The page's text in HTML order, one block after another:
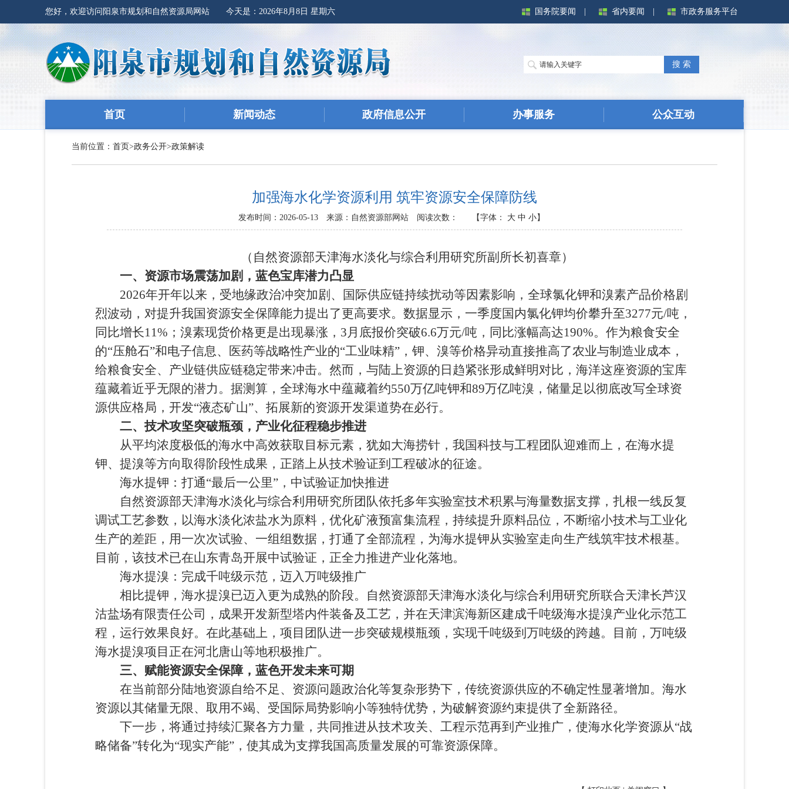
您好，欢迎访问阳泉市规划和自然资源局网站 今天是： 2026年8月8日 星期六 国务院要闻 省内要闻 市政务服务平台
搜 索
首页 新闻动态 政府信息公开 办事服务 公众互动
当前位置： 首页>政务公开>政策解读
加强海水化学资源利用 筑牢资源安全保障防线
发布时间：2026-05-13 来源：自然资源部网站 阅读次数： 【字体： 大 中 小】
（自然资源部天津海水淡化与综合利用研究所副所长初喜章）
一、资源市场震荡加剧，蓝色宝库潜力凸显
2026年开年以来，受地缘政治冲突加剧、国际供应链持续扰动等因素影响，全球氯化钾和溴素产品价格剧
烈波动，对提升我国资源安全保障能力提出了更高要求。数据显示，一季度国内氯化钾均价攀升至3277元/吨，
同比增长11%；溴素现货价格更是出现暴涨，3月底报价突破6.6万元/吨，同比涨幅高达190%。作为粮食安全
的“压舱石”和电子信息、医药等战略性产业的“工业味精”，钾、溴等价格异动直接推高了农业与制造业成本，
给粮食安全、产业链供应链稳定带来冲击。然而，与陆上资源的日趋紧张形成鲜明对比，海洋这座资源的宝库
蕴藏着近乎无限的潜力。据测算，全球海水中蕴藏着约550万亿吨钾和89万亿吨溴，储量足以彻底改写全球资
源供应格局，开发“液态矿山”、拓展新的资源开发渠道势在必行。
二、技术攻坚突破瓶颈，产业化征程稳步推进
从平均浓度极低的海水中高效获取目标元素，犹如大海捞针，我国科技与工程团队迎难而上，在海水提
钾、提溴等方向取得阶段性成果，正踏上从技术验证到工程破冰的征途。
海水提钾：打通“最后一公里”，中试验证加快推进
自然资源部天津海水淡化与综合利用研究所团队依托多年实验室技术积累与海量数据支撑，扎根一线反复
调试工艺参数，以海水淡化浓盐水为原料，优化矿液预富集流程，持续提升原料品位，不断缩小技术与工业化
生产的差距，用一次次试验、一组组数据，打通了全部流程，为海水提钾从实验室走向生产线筑牢技术根基。
目前，该技术已在山东青岛开展中试验证，正全力推进产业化落地。
海水提溴：完成千吨级示范，迈入万吨级推广
相比提钾，海水提溴已迈入更为成熟的阶段。自然资源部天津海水淡化与综合利用研究所联合天津长芦汉
沽盐场有限责任公司，成果开发新型塔内件装备及工艺，并在天津滨海新区建成千吨级海水提溴产业化示范工
程，运行效果良好。在此基础上，项目团队进一步突破规模瓶颈，实现千吨级到万吨级的跨越。目前，万吨级
海水提溴项目正在河北唐山等地积极推广。
三、赋能资源安全保障，蓝色开发未来可期
在当前部分陆地资源自给不足、资源问题政治化等复杂形势下，传统资源供应的不确定性显著增加。海水
资源以其储量无限、取用不竭、受国际局势影响小等独特优势，为破解资源约束提供了全新路径。
下一步，将通过持续汇聚各方力量，共同推进从技术攻关、工程示范再到产业推广，使海水化学资源从“战
略储备”转化为“现实产能”，使其成为支撑我国高质量发展的可靠资源保障。